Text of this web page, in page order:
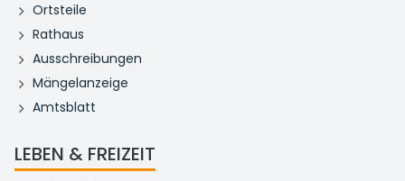
Ortsteile
Rathaus
Ausschreibungen
Mängelanzeige
Amtsblatt
LEBEN & FREIZEIT